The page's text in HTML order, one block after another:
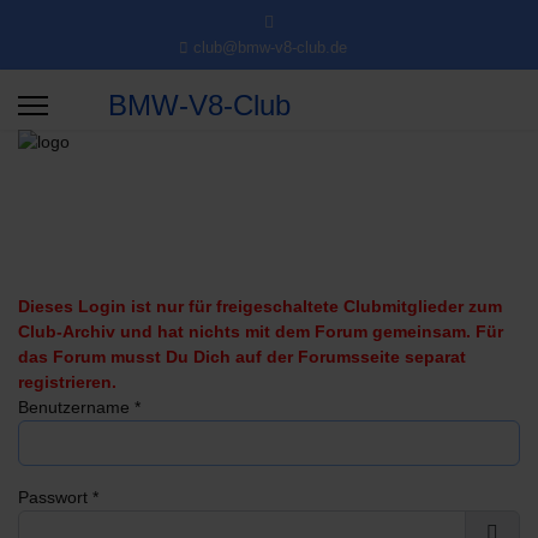
club@bmw-v8-club.de
BMW-V8-Club
Dieses Login ist nur für freigeschaltete Clubmitglieder zum
Club-Archiv und hat nichts mit dem Forum gemeinsam. Für
das Forum musst Du Dich auf der Forumsseite separat
registrieren.
Benutzername *
Passwort *